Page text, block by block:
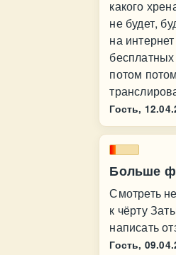
какого
не будет,
на
потом
Гость,
Больше
Смотреть
к чёрту
написать
Гость,